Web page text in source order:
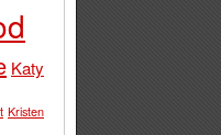
Katy
Kristen